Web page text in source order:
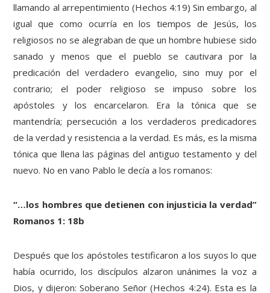
llamando al arrepentimiento (Hechos 4:19) Sin embargo, al
igual que como ocurría en los tiempos de Jesús, los
religiosos no se alegraban de que un hombre hubiese sido
sanado y menos que el pueblo se cautivara por la
predicación del verdadero evangelio, sino muy por el
contrario; el poder religioso se impuso sobre los
apóstoles y los encarcelaron. Era la tónica que se
mantendría; persecución a los verdaderos predicadores
de la verdad y resistencia a la verdad. Es más, es la misma
tónica que llena las páginas del antiguo testamento y del
nuevo. No en vano Pablo le decía a los romanos:
“…los hombres que detienen con injusticia la verdad”
Romanos 1: 18b
Después que los apóstoles testificaron a los suyos lo que
había ocurrido, los discípulos alzaron unánimes la voz a
Dios, y dijeron: Soberano Señor (Hechos 4:24). Esta es la